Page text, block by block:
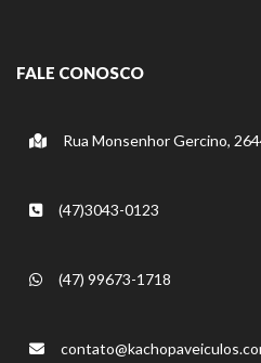
FALE CONOSCO
Rua Monsenhor Gercino,
(47)3043-0123
(47) 99673-1718